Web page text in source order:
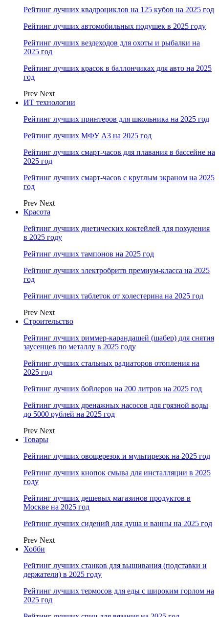
Рейтинг лучших квадроциклов на 125 кубов на 2025 год
Рейтинг лучших автомобильных подушек в 2025 году
Рейтинг лучших вездеходов для охоты и рыбалки на
2025 год
Рейтинг лучших красок в баллончиках для авто на 2025
год
Prev Next
ИТ технологии
Рейтинг лучших принтеров для школьника на 2025 год
Рейтинг лучших МФУ А3 на 2025 год
Рейтинг лучших смарт-часов для плавания в бассейне на
2025 год
Рейтинг лучших смарт-часов с круглым экраном на 2025
год
Prev Next
Красота
Рейтинг лучших диетических коктейлей для похудения
в 2025 году
Рейтинг лучших тампонов на 2025 год
Рейтинг лучших электробритв премиум-класса на 2025
год
Рейтинг лучших таблеток от холестерина на 2025 год
Prev Next
Строительство
Рейтинг лучших риммер-карандашей (шабер) для снятия
заусенцев по металлу в 2025 году
Рейтинг лучших стальных радиаторов отопления на
2025 год
Рейтинг лучших бойлеров на 200 литров на 2025 год
Рейтинг лучших дренажных насосов для грязной воды
до 5000 рублей на 2025 год
Prev Next
Товары
Рейтинг лучших овощерезок и мультирезок на 2025 год
Рейтинг лучших кнопок смыва для инсталляции в 2025
году
Рейтинг лучших дешевых магазинов продуктов в
Москве на 2025 год
Рейтинг лучших сидений для душа и ванны на 2025 год
Prev Next
Хобби
Рейтинг лучших станков для вышивания (подставки и
держатели) в 2025 году
Рейтинг лучших термосов для еды с широким горлом на
2025 год